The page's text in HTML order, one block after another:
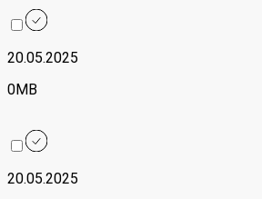
20.05.2025
0MB
20.05.2025